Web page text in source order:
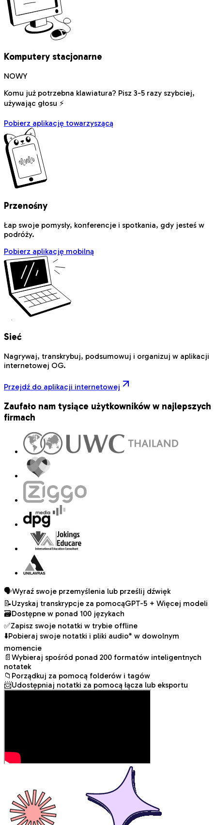
Komputery stacjonarne
NOWY
Komu już potrzebna klawiatura? Pisz 3-5 razy szybciej,
używając głosu ⚡
Pobierz aplikację towarzyszącą
Przenośny
Łap swoje pomysły, konferencje i spotkania, gdy jesteś w
podróży.
Pobierz aplikację mobilną
Sieć
Nagrywaj, transkrybuj, podsumowuj i organizuj w aplikacji
internetowej OG.
Przejdź do aplikacji internetowej
Zaufało nam tysiące użytkowników w najlepszych
firmach
🗣️Wyraź swoje przemyślenia lub prześlij dźwięk
📝Uzyskaj transkrypcje za pomocąGPT-5 + Więcej modeli
🗃️Dostępne w ponad 100 językach
✅Zapisz swoje notatki w trybie offline
⬇️Pobieraj swoje notatki i pliki audio* w dowolnym
momencie
📄 Wybieraj spośród ponad 200 formatów inteligentnych
notatek
📁 Porządkuj za pomocą folderów i tagów
📨Udostępniaj notatki za pomocą łącza lub eksportu